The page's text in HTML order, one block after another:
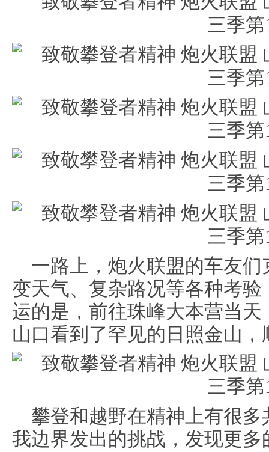
一路上，炮火联盟的车友
变天气、复杂路况等各种考
运的是，前往珠峰大本营当
山口看到了罕见的日照金山
攀登和越野在精神上有很
我边界发出的挑战，发现更